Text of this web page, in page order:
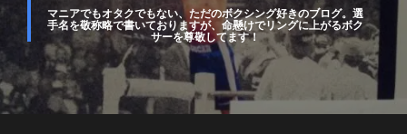
キ
プ
マニアでもオタクでもない、ただのボクシング好きのブログ。選
手名を敬称略で書いておりますが、命懸けでリングに上がるボク
サーを尊敬してます！